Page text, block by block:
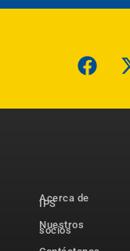
Acerca de
IPS
Nuestros
socios